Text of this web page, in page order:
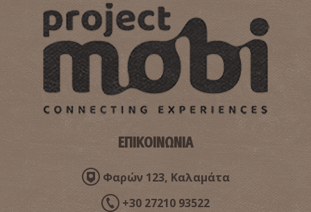
Φαρμακείο Πετροπουλέα - Καλαμάτα
ΦΑΡΜΑΚΕΙΑ ~0.2Km
ΕΠΙΚΟΙΝΩΝΙΑ
Φαρών 123, Καλαμάτα
+30 27210 93522